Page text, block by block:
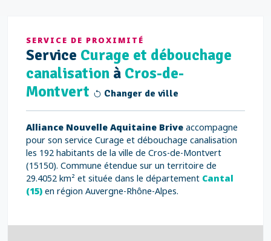
SERVICE DE PROXIMITÉ
Service Curage et débouchage
canalisation à Cros-de-
Montvert
Changer de ville
Alliance Nouvelle Aquitaine Brive accompagne
pour son service Curage et débouchage canalisation
les 192 habitants de la ville de Cros-de-Montvert
(15150). Commune étendue sur un territoire de
29.4052 km² et située dans le département Cantal
(15) en région Auvergne-Rhône-Alpes.